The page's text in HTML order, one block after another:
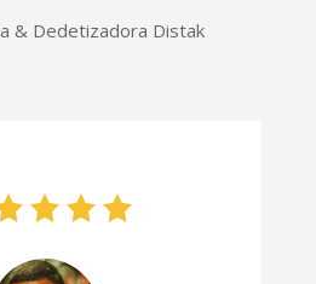
& Dedetizadora Distak